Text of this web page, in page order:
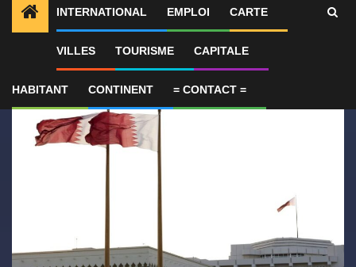
INTERNATIONAL EMPLOI CARTE
VILLES TOURISME CAPITALE
HABITANT CONTINENT = CONTACT =
ALERTES INFO 1 Le Qatar condamne l’attentat